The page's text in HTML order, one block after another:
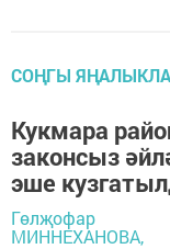
СОҢГЫ
Кукмара
законсыз
эше
Гөлҗофар
МИННЕХАНОВА,